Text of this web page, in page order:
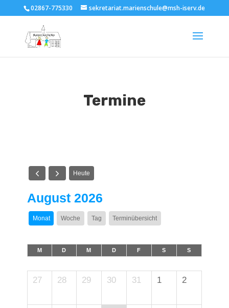
02867-775330 sekretariat.marienschule@msh-iserv.de
Termine
Heute
August 2026
Monat Woche Tag Terminübersicht
M D M D F S S
27 28 29 30 31 1 2